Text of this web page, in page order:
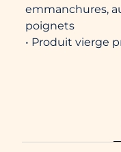
emmanchures,
poignets
• Produit vierge